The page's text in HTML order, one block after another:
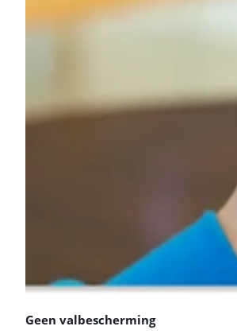
Geen valbescherming